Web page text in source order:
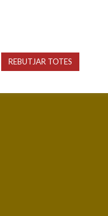
REBUTJAR TOTES